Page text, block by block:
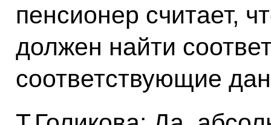
пенсионер считает,
должен найти
соответствующие